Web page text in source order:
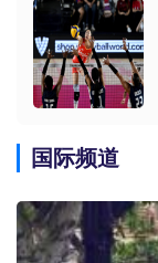
国际频道